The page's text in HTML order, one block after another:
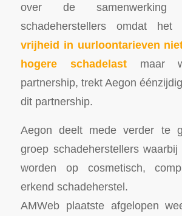
over de
schadeherstellers omdat het
vrijheid in uurloontarieven
hogere schadelastmaar
partnership, trekt Aegon
dit partnership.
Aegon deelt mede verder te
groep schadeherstellers
worden op cosmetisch,
erkend schadeherstel.
AMWeb plaatste afgelopen